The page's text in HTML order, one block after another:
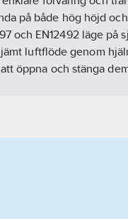
på både hög höjd
och EN12492 läge på
luftflöde genom
öppna och stänga
C, EAC.